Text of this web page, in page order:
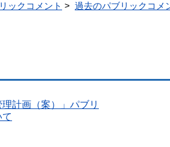
ックコメント > 過去のパブリックコメ
計画（案）」パブリ